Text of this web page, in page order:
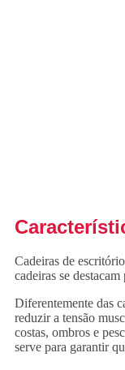
Cadeiras de
cadeiras se
Diferentemente das
reduzir a tensão
costas, ombros e
serve para garantir